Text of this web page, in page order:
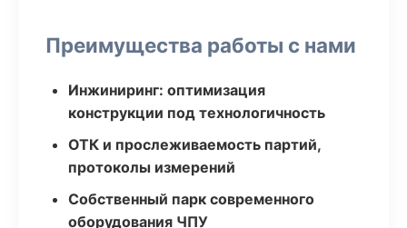
Преимущества работы с нами
Инжиниринг: оптимизация
конструкции под технологичность
ОТК и прослеживаемость партий,
протоколы измерений
Собственный парк современного
оборудования ЧПУ